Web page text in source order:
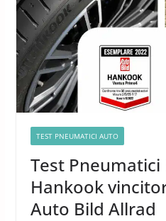
TEST PNEUMATICI AUTO
Test Pneumatici
Hankook
Auto Bild Allrad